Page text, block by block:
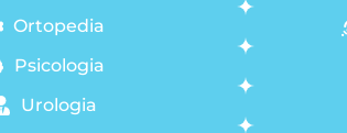
Ortopedia
Psicologia
Urologia